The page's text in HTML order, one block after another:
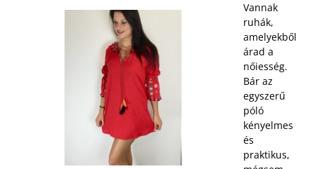
Vannak
ruhák,
amelyekből
árad a
nőiesség.
Bár az
egyszerű
póló
kényelmes
és
praktikus,